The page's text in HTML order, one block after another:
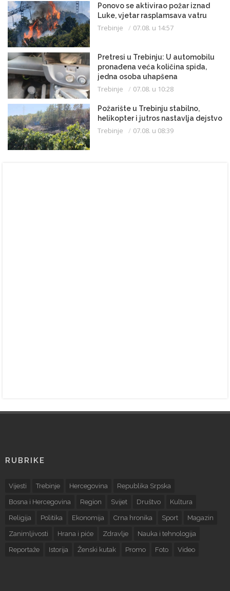
Ponovo se aktivirao požar iznad
Luke, vjetar rasplamsava vatru
Trebinje 07.08. u 14:57
Pretresi u Trebinju: U automobilu
pronađena veća količina spida,
jedna osoba uhapšena
Trebinje 07.08. u 10:28
Požarište u Trebinju stabilno,
helikopter i jutros nastavlja dejstvo
Trebinje 07.08. u 08:39
RUBRIKE
Vijesti Trebinje Hercegovina Republika Srpska
Bosna i Hercegovina Region Svijet Društvo Kultura
Religija Politika Ekonomija Crna hronika Sport Magazin
Zanimljivosti Hrana i piće Zdravlje Nauka i tehnologija
Reportaže Istorija Ženski kutak Promo Foto Video